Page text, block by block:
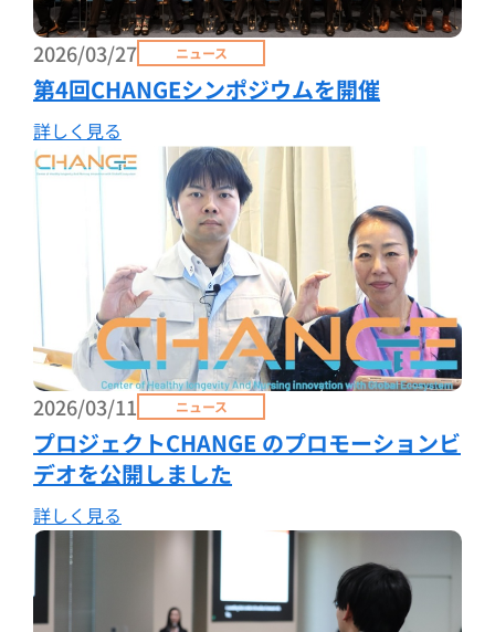
2026/03/27 ニュース
第4回CHANGEシンポジウムを開催
詳しく見る
2026/03/11 ニュース
プロジェクトCHANGE のプロモーションビ
デオを公開しました
詳しく見る